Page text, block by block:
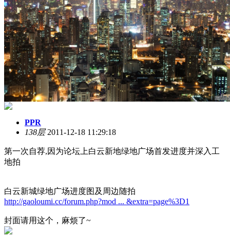
PPR
138层2011-12-18 11:29:18
第一次自荐,因为论坛上白云新地绿地广场首发进度并深入工
地拍
白云新城绿地广场进度图及周边随拍
http://gaoloumi.cc/forum.php?mod ... &extra=page%3D1
封面请用这个，麻烦了~